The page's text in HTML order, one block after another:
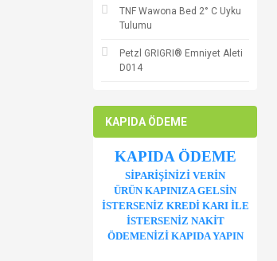
TNF Wawona Bed 2° C Uyku
Tulumu
Petzl GRIGRI® Emniyet Aleti
D014
KAPIDA ÖDEME
KAPIDA ÖDEME
SİPARİŞİNİZİ VERİN
ÜRÜN KAPINIZA GELSİN
İSTERSENİZ KREDİ KARI İLE
İSTERSENİZ NAKİT
ÖDEMENİZİ KAPIDA YAPIN